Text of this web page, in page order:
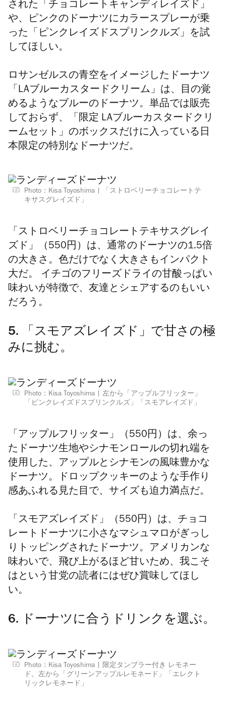
された「チョコレートキャンディレイズド」
や、ピンクのドーナツにカラースプレーが乗
った「ピンクレイズドスプリンクルズ」を試
してほしい。
ロサンゼルスの青空をイメージしたドーナツ
「 LAブルーカスタードクリーム」は、目の覚
めるようなブルーのドーナツ。単品では販売
しておらず、
「限定 LAブルーカスタードクリ
ームセット」のボックスだけに入っている日
本限定の特別なドーナツだ。
Photo：Kisa Toyoshima
「ストロベリーチョコレートテ
キサスグレイズド」
「ストロベリーチョコレートテキサスグレイ
ズド」（550円）は、通常のドーナツの1.5倍
の大きさ。色だけでなく大きさもインパクト
大だ。 イチゴのフリーズドライの甘酸っぱい
味わいが特徴で、友達とシェアするのもいい
だろう。
5. 「スモアズレイズド」で甘さの極
みに挑む。
Photo：Kisa Toyoshima
左から「アップルフリッター」
「ピンクレイズドスプリンクルズ」「スモアレイズド」
「アップルフリッター」（550円）は、余っ
たドーナツ生地やシナモンロールの切れ端を
使用した、
アップルとシナモンの風味豊かな
ドーナツ。ドロップクッキーのような手作り
感あふれる見た目で、サイズも迫力満点だ。
「スモアズレイズド」 （550円） は、チョコ
レートドーナツに小さなマシュマロがぎっし
りトッピングされたドーナツ。アメリカンな
味わいで、飛び上がるほど甘いため、我こそ
はという甘党の読者にはぜひ賞味してほし
い。
6. ドーナツに合うドリンクを選ぶ。
Photo：Kisa Toyoshima
限定タンブラー付き レモネー
ド。左から「グリーンアップルレモネード」「エレクト
リックレモネード」